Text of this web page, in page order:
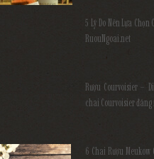
5 Lý Do Nên Lựa
RuouNgoai.net
Rượu Courvoisier –
chai Courvoisier
6 Chai Rượu